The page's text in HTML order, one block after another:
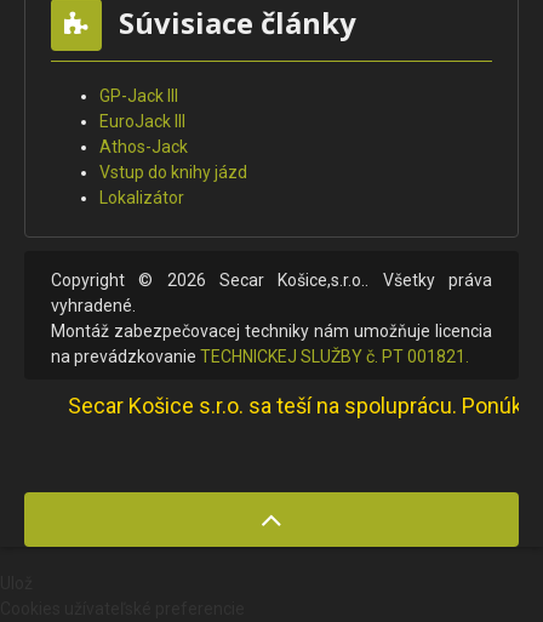
Súvisiace články
GP-Jack III
EuroJack III
Athos-Jack
Vstup do knihy jázd
Lokalizátor
Copyright © 2026 Secar Košice,s.r.o.. Všetky práva
vyhradené.
Montáž zabezpečovacej techniky nám umožňuje licencia
na prevádzkovanie TECHNICKEJ SLUŽBY č. PT 001821.
Secar Košice s.r.o. sa teší na spoluprácu.